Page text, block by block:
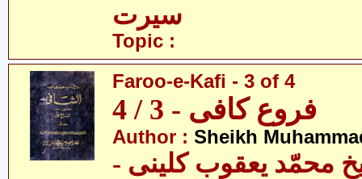
سیرت
Topic :
Faroo-e-Kafi - 3 of 4
فروع کافی - 3 / 4
Author : Sheikh
محمّد یعقوب کلینی